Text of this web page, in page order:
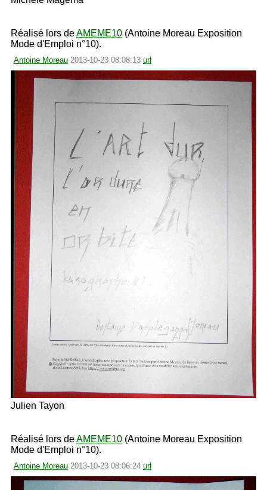
Réalisé lors deAMEME10(Antoine Moreau Exposition
Mode d'Emploi n°10).
Antoine Moreau 2013-10-23 08:08:13 url
Julien Tayon
Réalisé lors deAMEME10(Antoine Moreau Exposition
Mode d'Emploi n°10).
Antoine Moreau 2013-10-23 08:06:24 url